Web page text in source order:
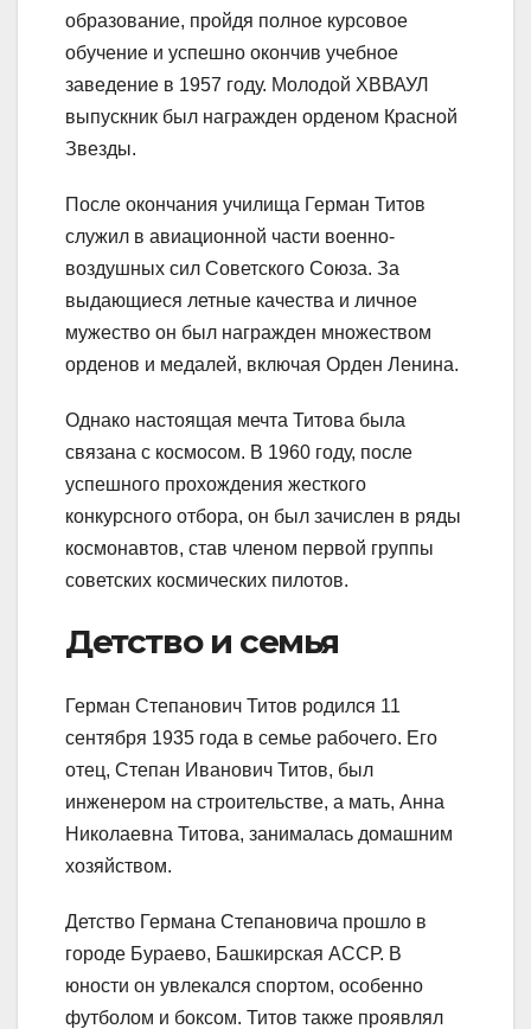
образование, пройдя полное курсовое
обучение и успешно окончив учебное
заведение в 1957 году. Молодой ХВВАУЛ
выпускник был награжден орденом Красной
Звезды.
После окончания училища Герман Титов
служил в авиационной части военно-
воздушных сил Советского Союза. За
выдающиеся летные качества и личное
мужество он был награжден множеством
орденов и медалей, включая Орден Ленина.
Однако настоящая мечта Титова была
связана с космосом. В 1960 году, после
успешного прохождения жесткого
конкурсного отбора, он был зачислен в ряды
космонавтов, став членом первой группы
советских космических пилотов.
Детство и семья
Герман Степанович Титов родился 11
сентября 1935 года в семье рабочего. Его
отец, Степан Иванович Титов, был
инженером на строительстве, а мать, Анна
Николаевна Титова, занималась домашним
хозяйством.
Детство Германа Степановича прошло в
городе Бураево, Башкирская АССР. В
юности он увлекался спортом, особенно
футболом и боксом. Титов также проявлял